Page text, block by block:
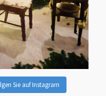
Sie auf Instagram